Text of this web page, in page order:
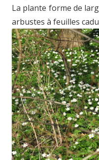
La plante forme de
arbustes à feuilles